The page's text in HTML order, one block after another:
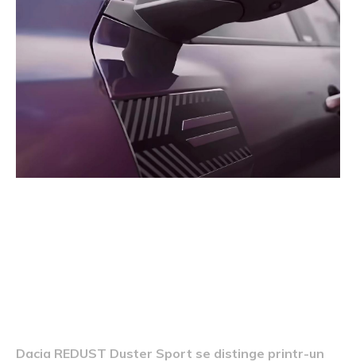
Dacia REDUST Duster Sport se distinge printr-un